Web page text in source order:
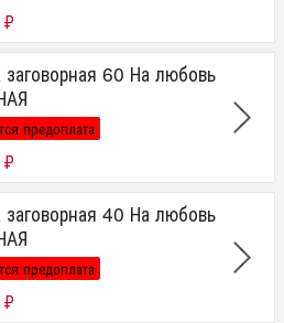
₽
заговорная 60 На любовь
предоплата
₽
заговорная 40 На любовь
предоплата
₽